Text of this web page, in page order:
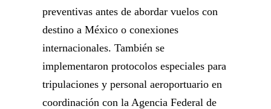
preventivas antes de abordar vuelos con
destino a México o conexiones
internacionales. También se
implementaron protocolos especiales para
tripulaciones y personal aeroportuario en
coordinación con la Agencia Federal de